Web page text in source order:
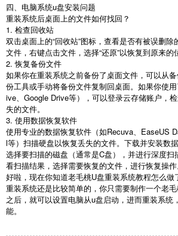
四、电脑系统u盘安装问题
重装系统后桌面上的文件如何找回？
1. 检查回收站
双击桌面上的“回收站”图标，查看是否有被误删
文件，右键点击文件，选择“还原”以恢复到原来的
2.恢复备份文件
如果你在重装系统之前备份了桌面文件，可以从
份工具或手动将备份文件复制回桌面。如果你使
ive
Google Drive等），可以登录云存储账户，
失的文件。
3. 使用数据恢复软件
使用专业的数据恢复软件（如Recuva EaseUS
l等）扫描硬盘以恢复丢失的文件。下载并安装数
选择要扫描的磁盘（通常是C盘），并进行深度扫
看扫描结果，选择需要恢复的文件，进行恢复操作
好啦，现在你知道老毛桃U盘重装系统教程怎么做
重装系统还是比较简单的，你只需要制作一个老
之后，就可以设置电脑从u盘启动，进而重装系统
能。